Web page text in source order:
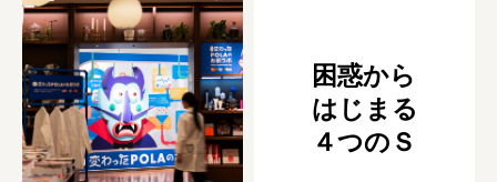
困惑から
はじまる
４つのＳ